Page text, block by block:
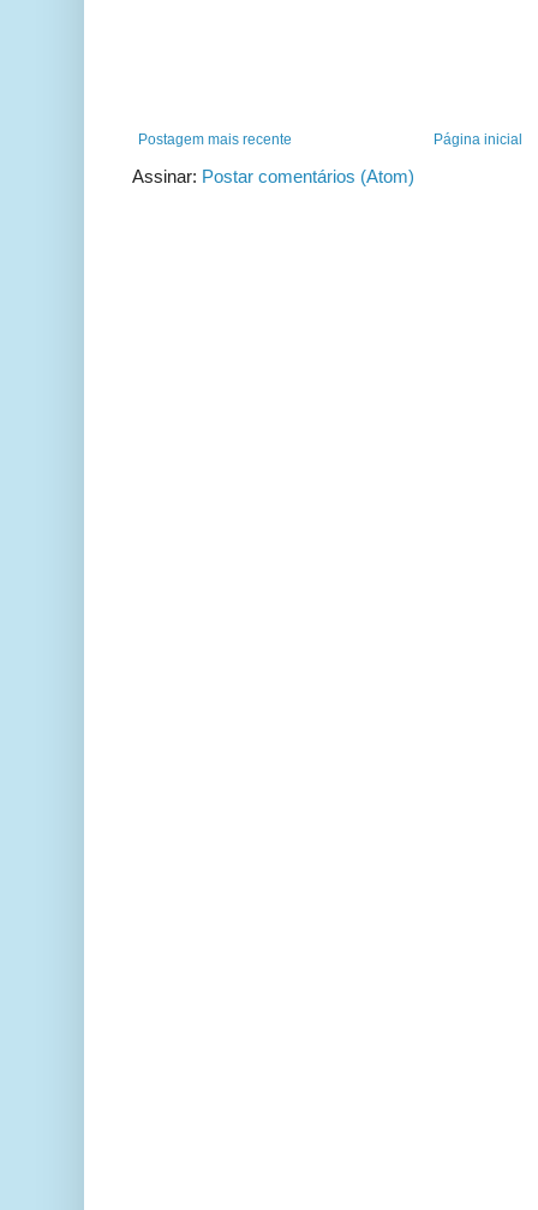
Postagem mais recente Página inicial
Assinar: Postar comentários (Atom)